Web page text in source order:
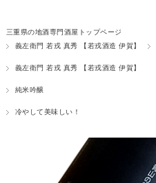
三重県の地酒専門酒屋トップページ
義左衛門 若戎 真秀 【若戎酒造 伊賀】
義左衛門 若戎 真秀 【若戎酒造 伊賀】
純米吟醸
冷やして美味しい！